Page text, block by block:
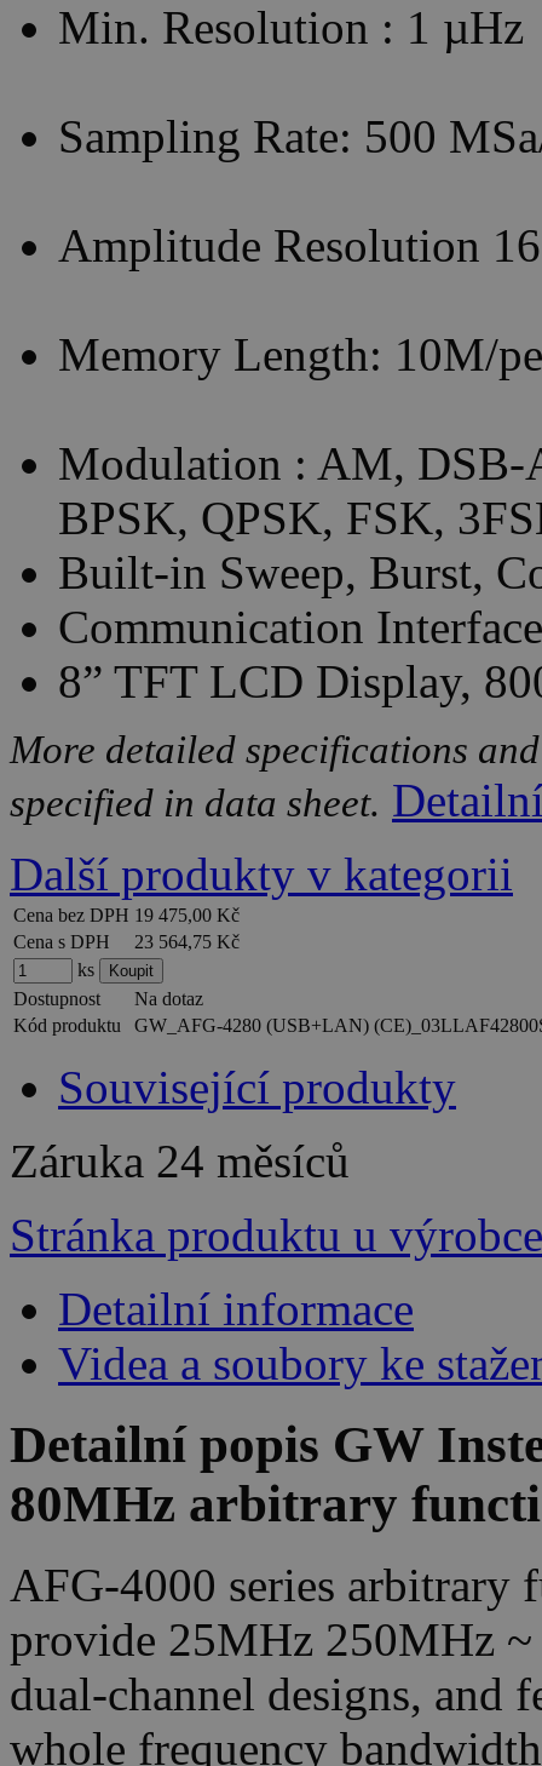
Min. Resolution : 1 µHz
Sampling Rate: 500
Amplitude Resolution
Memory Length: 10M/
Modulation : AM,
BPSK, QPSK, FSK,
Built-in Sweep, Burst,
Communication
8” TFT LCD Display,
More detailed specifications
specified in data sheet.
Další produkty v kategorii
Cena bez DPH 19 475,00 Kč
Cena s DPH
23 564,75 Kč
ks
Dostupnost
Na dotaz
Kód produktu
GW_AFG-4280 (USB+LAN)
Související produkty
Záruka 24 měsíců
Stránka produktu u výrobce
Detailní informace
Videa a soubory ke
Detailní popis GW
80MHz arbitrary
AFG-4000 series arbitrary
provide 25MHz 250MHz
dual-channel designs, and
whole frequency